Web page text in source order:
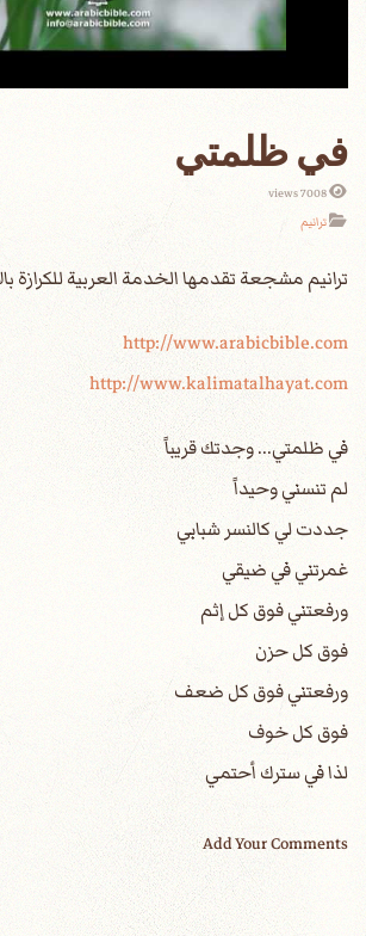
في ظلمتي
7008 views
ترانيم
http://www.arabicbible.com
http://www.kalimatalhayat.com
في ظلمتي... وجدتك قريباً
لم تنسني وحيداً
جددت لي كالنسر شبابي
غمرتني في ضيقي
ورفعتني فوق كل إثم
فوق كل حزن
ورفعتني فوق كل ضعف
فوق كل خوف
لذا في سترك أحتمي
Add Your Comments